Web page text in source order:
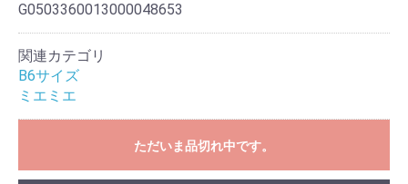
G0503360013000048653
関連カテゴリ
B6サイズ
ミエミエ
ただいま品切れ中です。